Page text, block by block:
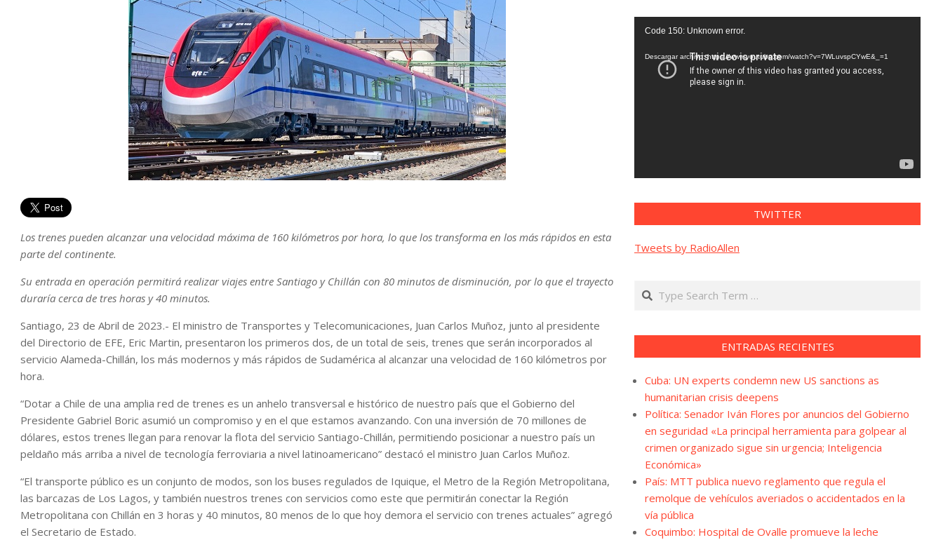
Los trenes pueden alcanzar una velocidad máxima de 160 kilómetros por hora, lo que los transforma en los más rápidos en esta
parte del continente.
Su entrada en operación permitirá realizar viajes entre Santiago y Chillán con 80 minutos de disminución, por lo que el trayecto
duraría cerca de tres horas y 40 minutos.
Santiago, 23 de Abril de 2023.- El ministro de Transportes y Telecomunicaciones, Juan Carlos Muñoz, junto al presidente
del Directorio de EFE, Eric Martin, presentaron los primeros dos, de un total de seis, trenes que serán incorporados al
servicio Alameda-Chillán, los más modernos y más rápidos de Sudamérica al alcanzar una velocidad de 160 kilómetros por
hora.
“Dotar a Chile de una amplia red de trenes es un anhelo transversal e histórico de nuestro país que el Gobierno del
Presidente Gabriel Boric asumió un compromiso y en el que estamos avanzando. Con una inversión de 70 millones de
dólares, estos trenes llegan para renovar la flota del servicio Santiago-Chillán, permitiendo posicionar a nuestro país un
peldaño más arriba a nivel de tecnología ferroviaria a nivel latinoamericano” destacó el ministro Juan Carlos Muñoz.
“El transporte público es un conjunto de modos, son los buses regulados de Iquique, el Metro de la Región Metropolitana,
las barcazas de Los Lagos, y también nuestros trenes con servicios como este que permitirán conectar la Región
Metropolitana con Chillán en 3 horas y 40 minutos, 80 menos de lo que hoy demora el servicio con trenes actuales” agregó
el Secretario de Estado.
Reproductor
vídeo
Code 150: Unknown error.
Descargar archivo: https://www.youtube.com/watch?v=7WLuvspCYwE&_=1
TWITTER
Tweets by RadioAllen
Search
ENTRADAS RECIENTES
Cuba: UN experts condemn new US sanctions as
humanitarian crisis deepens
Política: Senador Iván Flores por anuncios del Gobierno
en seguridad «La principal herramienta para golpear al
crimen organizado sigue sin urgencia; Inteligencia
Económica»
País: MTT publica nuevo reglamento que regula el
remolque de vehículos averiados o accidentados en la
vía pública
Coquimbo: Hospital de Ovalle promueve la leche